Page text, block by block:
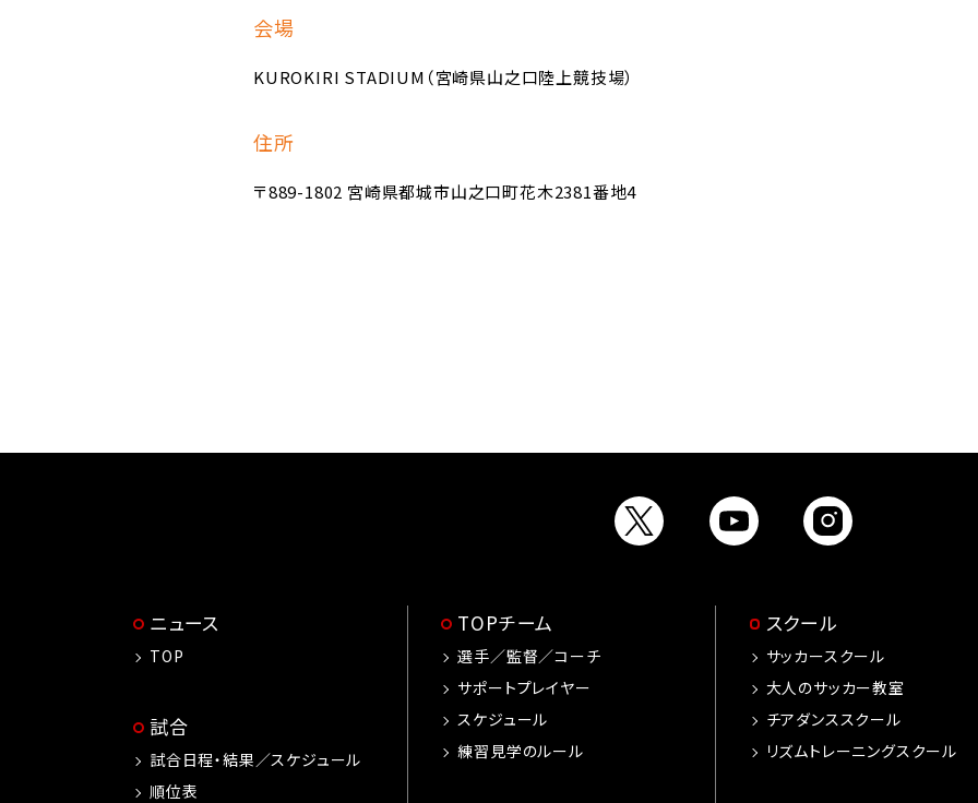
会場
KUROKIRI STADIUM（宮崎県山之口陸上競技場）
住所
〒889-1802 宮崎県都城市山之口町花木2381番地4
ニュース
TOP
試合
試合日程・結果／スケジュール
順位表
TOPチーム
選手／監督／コーチ
サポートプレイヤー
スケジュール
練習見学のルール
スクール
サッカースクール
大人のサッカー教室
チアダンススクール
リズムトレーニングスクール